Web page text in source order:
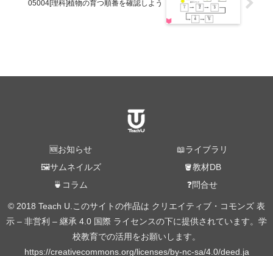
05004[理科]植物の育つ順番を確認しよう
🆕お知らせ
📖ライブラリ
🖼️サムネイルズ
🪣教材DB
🍵コラム
❓問合せ
© 2018 Teach U.このサイトの作品は クリエイティブ・コモンズ 表
示 – 非営利 – 継承 4.0 国際 ライセンスの下に提供されています。学
校教育での活用をお願いします。
https://creativecommons.org/licenses/by-nc-sa/4.0/deed.ja